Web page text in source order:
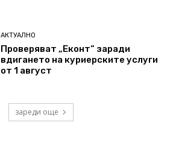
АКТУАЛНО
Проверяват „Еконт“ заради
вдигането на куриерските услуги
от 1 август
зареди още